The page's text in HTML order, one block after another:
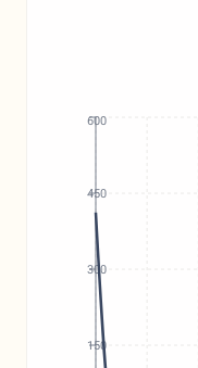
150
300
450
600